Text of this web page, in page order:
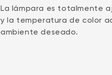
La lámpara es totalmente
y la temperatura de color
ambiente deseado.